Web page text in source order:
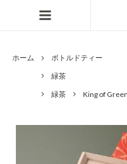
ホーム
ボトルドティー
緑茶
緑茶
King of